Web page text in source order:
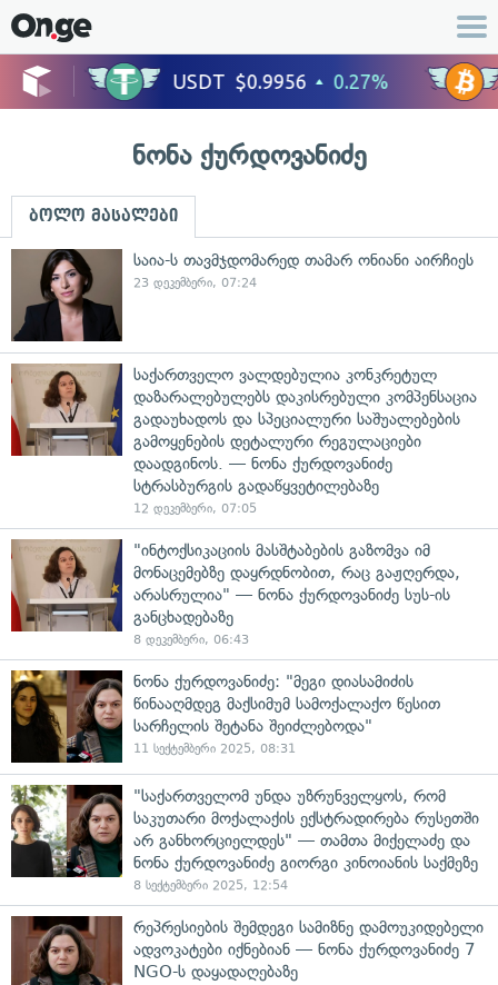
ნონა ქურდოვანიძე
ბოლო მასალები
საია-ს თავმჯდომარედ თამარ ონიანი აირჩიეს
23 დეკემბერი, 07:24
საქართველო ვალდებულია კონკრეტულ
დაზარალებულებს დაკისრებული კომპენსაცია
გადაუხადოს და სპეციალური საშუალებების
გამოყენების დეტალური რეგულაციები
დაადგინოს. — ნონა ქურდოვანიძე
სტრასბურგის გადაწყვეტილებაზე
12 დეკემბერი, 07:05
"ინტოქსიკაციის მასშტაბების გაზომვა იმ
მონაცემებზე დაყრდნობით, რაც გაჟღერდა,
არასრულია" — ნონა ქურდოვანიძე სუს-ის
განცხადებაზე
8 დეკემბერი, 06:43
ნონა ქურდოვანიძე: "მეგი დიასამიძის
წინააღმდეგ მაქსიმუმ სამოქალაქო წესით
სარჩელის შეტანა შეიძლებოდა"
11 სექტემბერი 2025, 08:31
"საქართველომ უნდა უზრუნველყოს, რომ
საკუთარი მოქალაქის ექსტრადირება რუსეთში
არ განხორციელდეს" — თამთა მიქელაძე და
ნონა ქურდოვანიძე გიორგი კინოიანის საქმეზე
8 სექტემბერი 2025, 12:54
რეპრესიების შემდეგი სამიზნე დამოუკიდებელი
ადვოკატები იქნებიან — ნონა ქურდოვანიძე 7
NGO-ს დაყადაღებაზე